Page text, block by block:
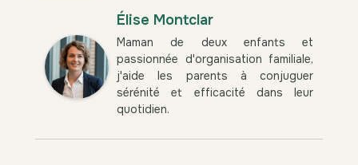
Élise Montclar
Maman de deux enfants et
passionnée d'organisation familiale,
j'aide les parents à conjuguer
sérénité et efficacité dans leur
quotidien.